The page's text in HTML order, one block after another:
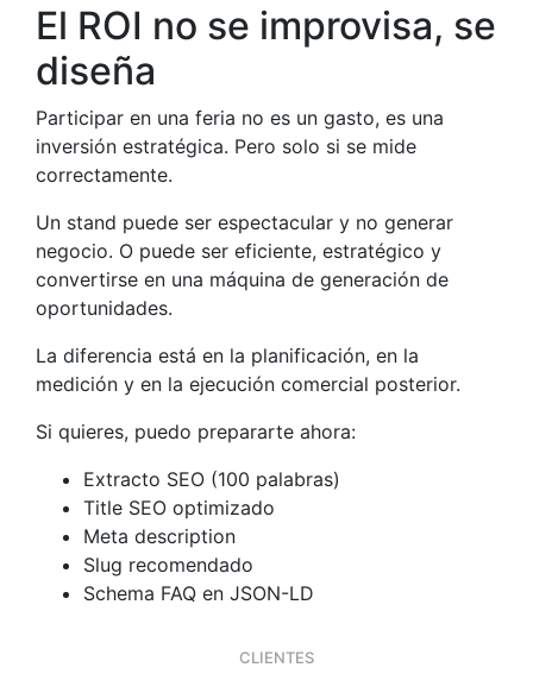
El ROI no se improvisa, se
diseña
Participar en una feria no es un gasto, es una
inversión estratégica. Pero solo si se mide
correctamente.
Un stand puede ser espectacular y no generar
negocio. O puede ser eficiente, estratégico y
convertirse en una máquina de generación de
oportunidades.
La diferencia está en la planificación, en la
medición y en la ejecución comercial posterior.
Si quieres, puedo prepararte ahora:
Extracto SEO (100 palabras)
Title SEO optimizado
Meta description
Slug recomendado
Schema FAQ en JSON-LD
CLIENTES